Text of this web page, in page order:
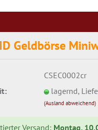
Konto erstellen
Passwort vergessen?
Geldbörse
CSEC0002cr
lagernd,
(Ausland abweichend)
Versand: Montag,